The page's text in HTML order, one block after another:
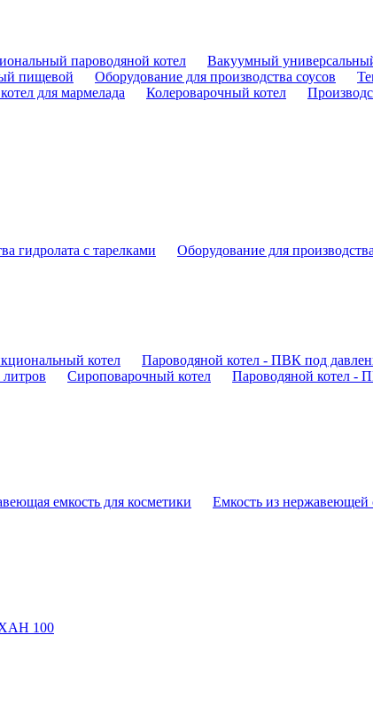
пароводяной котел Вакуумный
пищевой Оборудование для производства соусов
для мармелада Колероварочный котел
гидролата с тарелками Оборудование для
котел Пароводяной котел - ПВК под
Сироповарочный котел Пароводяной котел -
емкость для косметики Емкость из нержавеющей
100